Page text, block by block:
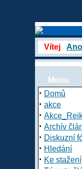
Vítej
Menu
· Domů
· akce
·
· Archív
· Diskuzní
· Hledání
· Ke stažení